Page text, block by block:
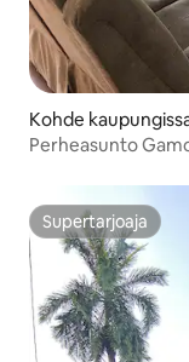
Kohde
Perheasunto
Supertarjoaja
Supertarjoaja